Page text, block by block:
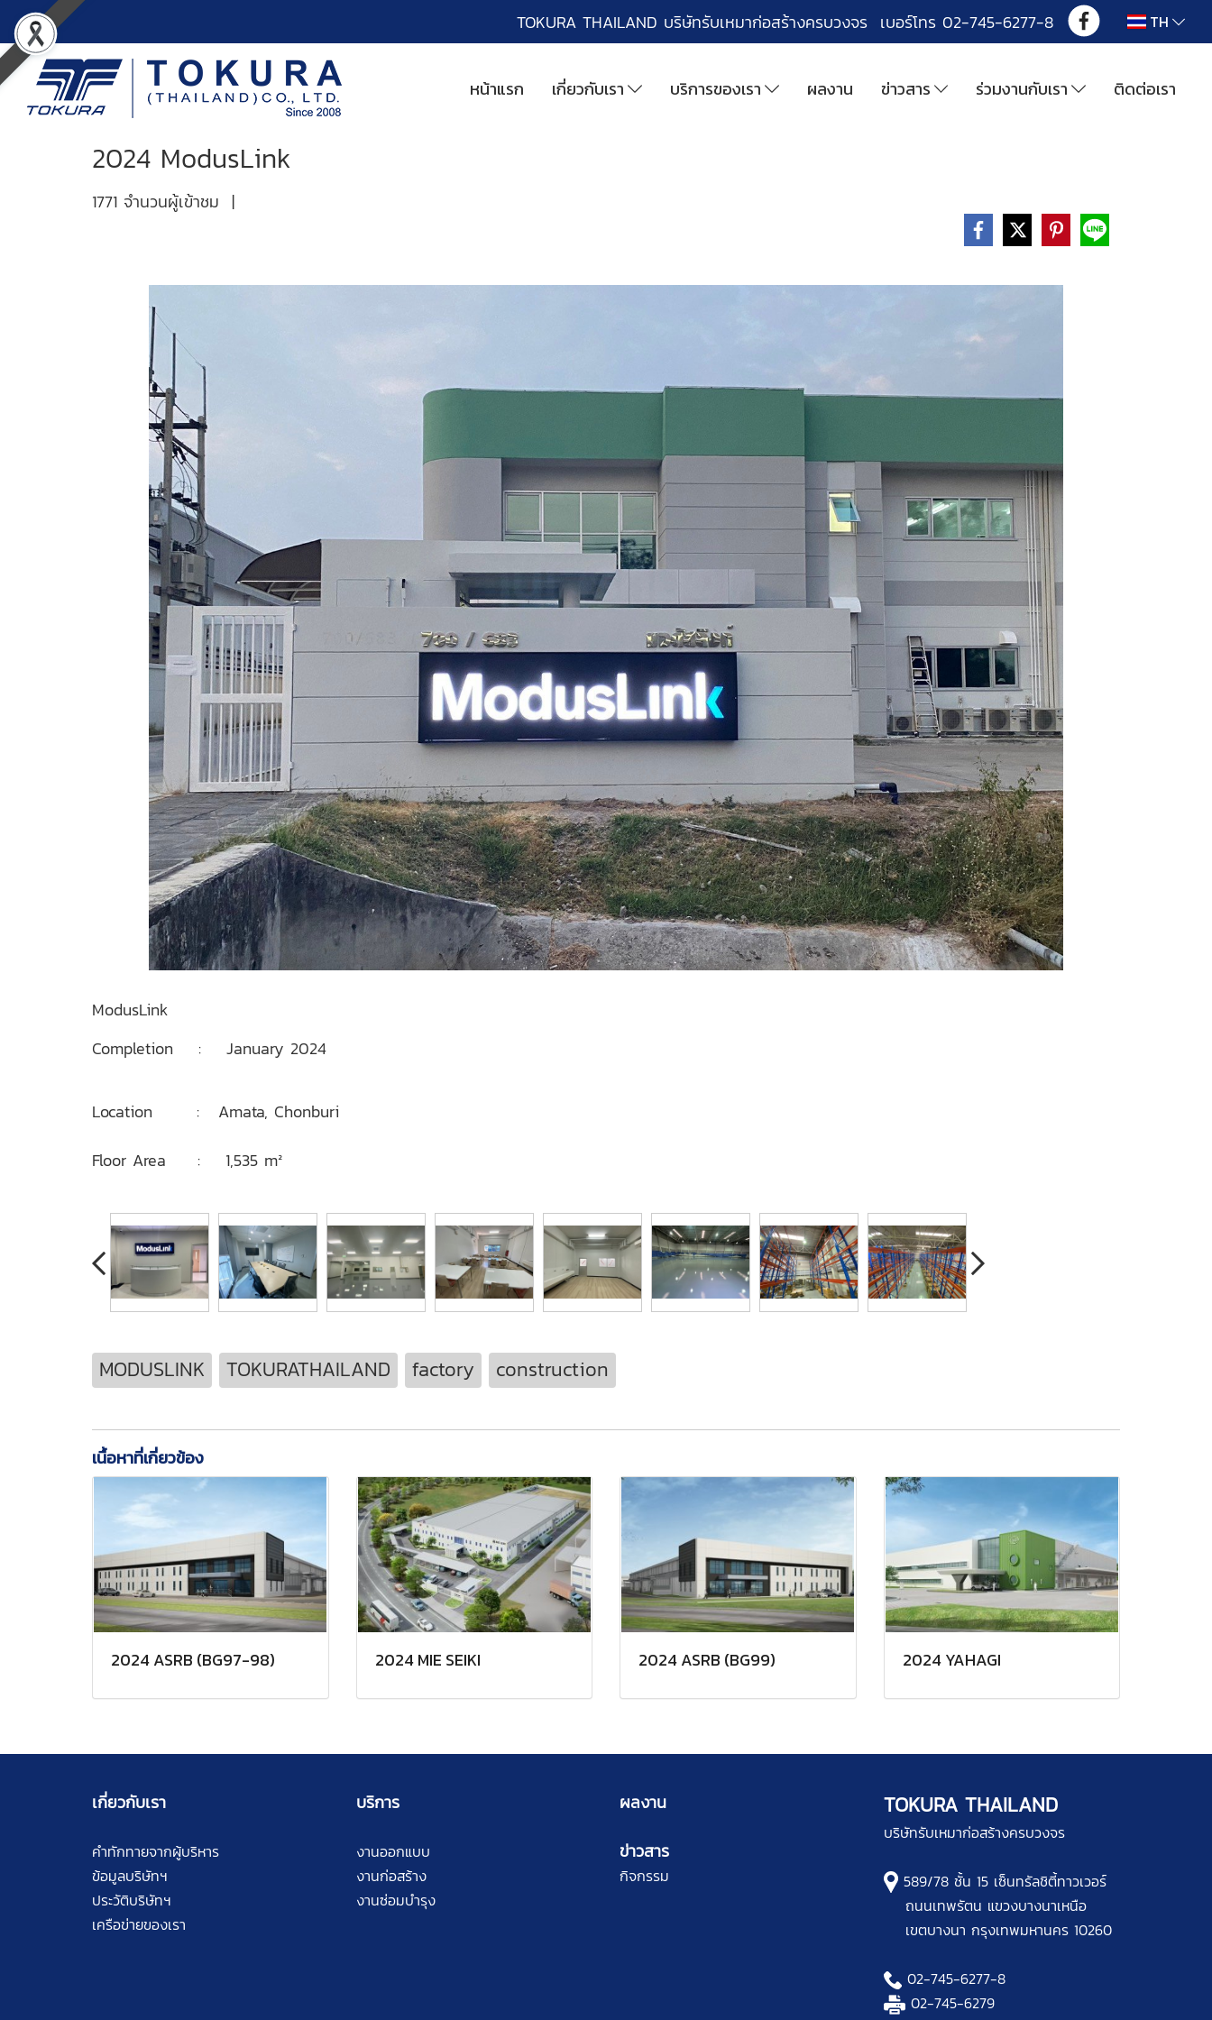
TOKURA THAILAND บริษัทรับเหมาก่อสร้างครบวงจร เบอร์โทร 02-745-6277-8 TH
หน้าแรก เกี่ยวกับเรา บริการของเรา ผลงาน ข่าวสาร ร่วมงานกับเรา ติดต่อเรา
2024 ModusLink
1771 จำนวนผู้เข้าชม |
ModusLink
Completion : January 2024
Location : Amata, Chonburi
Floor Area : 1,535 m²
MODUSLINK TOKURATHAILAND factory construction
เนื้อหาที่เกี่ยวข้อง
2024 ASRB (BG97-98) 2024 MIE SEIKI 2024 ASRB (BG99) 2024 YAHAGI
เกี่ยวกับเรา
คำทักทายจากผู้บริหาร
ข้อมูลบริษัทฯ
ประวัติบริษัทฯ
เครือข่ายของเรา
บริการ
งานออกแบบ
งานก่อสร้าง
งานซ่อมบำรุง
ผลงาน
ข่าวสาร
กิจกรรม
TOKURA THAILAND
บริษัทรับเหมาก่อสร้างครบวงจร
589/78 ชั้น 15 เซ็นทรัลชิตี้ทาวเวอร์
ถนนเทพรัตน แขวงบางนาเหนือ
เขตบางนา กรุงเทพมหานคร 10260
02-745-6277-8
02-745-6279